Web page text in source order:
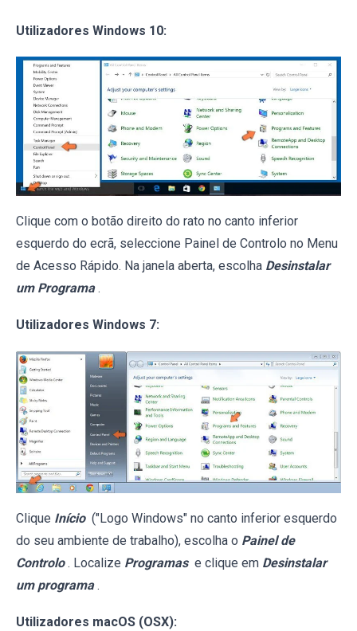
Utilizadores Windows 10:
Clique com o botão direito do rato no canto inferior
esquerdo do ecrã, seleccione Painel de Controlo no Menu
de Acesso Rápido. Na janela aberta, escolha Desinstalar
um Programa .
Utilizadores Windows 7:
Clique Início ("Logo Windows" no canto inferior esquerdo
do seu ambiente de trabalho), escolha o Painel de
Controlo . Localize Programas e clique em Desinstalar
um programa .
Utilizadores macOS (OSX):